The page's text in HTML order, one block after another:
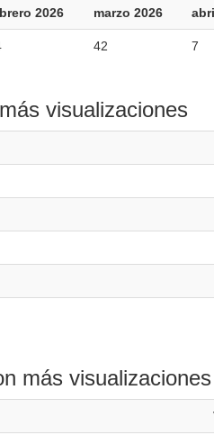
2026 marzo 2026
42 7
visualizaciones
más visualizaciones